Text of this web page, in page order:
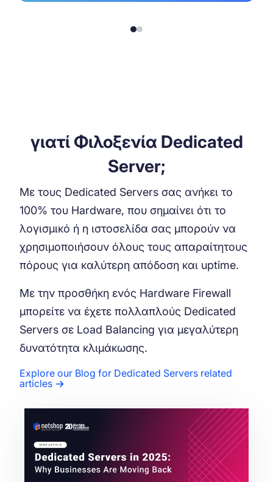
γιατί Φιλοξενία Dedicated
Server;
Με τους Dedicated Servers σας ανήκει το
100% του Hardware, που σημαίνει ότι το
λογισμικό ή η ιστοσελίδα σας μπορούν να
χρησιμοποιήσουν όλους τους απαραίτητους
πόρους για καλύτερη απόδοση και uptime.
Με την προσθήκη ενός Hardware Firewall
μπορείτε να έχετε πολλαπλούς Dedicated
Servers σε Load Balancing για μεγαλύτερη
δυνατότητα κλιμάκωσης.
Explore our Blog for Dedicated Servers related
articles